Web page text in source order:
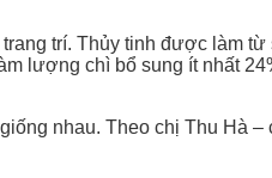
trí. Thủy tinh được làm
lượng chì bổ sung ít nhất
nhau. Theo chị Thu Hà